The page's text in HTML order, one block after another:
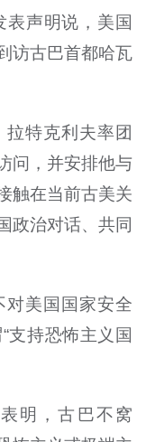
表声明说，美国
访古巴首都哈瓦
特克利夫率团
问，并安排他与
触在当前古美关
政治对话、共同
美国国家安全
支持恐怖主义国
明，古巴不窝